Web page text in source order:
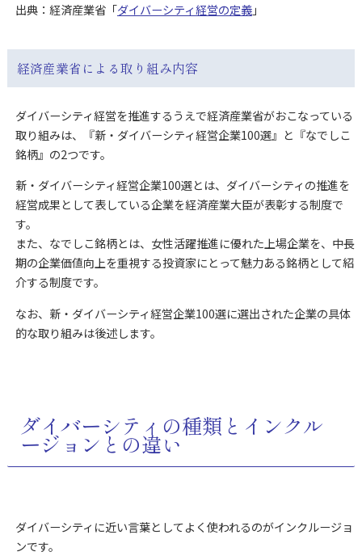
出典：経済産業省「ダイバーシティ経営の定義」
経済産業省による取り組み内容
ダイバーシティ経営を推進するうえで経済産業省がおこなっている
取り組みは、『新・ダイバーシティ経営企業100選』と『なでしこ
銘柄』の2つです。
新・ダイバーシティ経営企業100選とは、ダイバーシティの推進を
経営成果として表している企業を経済産業大臣が表彰する制度で
す。
また、なでしこ銘柄とは、女性活躍推進に優れた上場企業を、中長
期の企業価値向上を重視する投資家にとって魅力ある銘柄として紹
介する制度です。
なお、新・ダイバーシティ経営企業100選に選出された企業の具体
的な取り組みは後述します。
ダイバーシティの種類とインクル
ージョンとの違い
ダイバーシティに近い言葉としてよく使われるのがインクルージョ
ンです。